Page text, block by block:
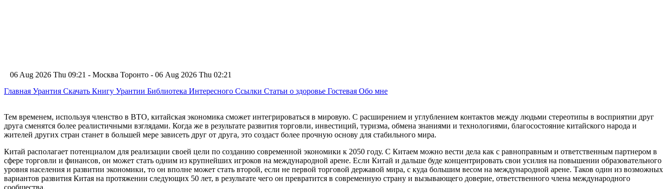
06 Aug 2026 Thu 09:21 - Москва Торонто - 06 Aug 2026 Thu 02:21
Главная Урантия Скачать Книгу Урантии Библиотека Интересного Ссылки Статьи о здоровье Гостевая Обо мне
Тем временем, используя членство в ВТО, китайская экономика сможет интегрироваться в мировую. С расширением и углублением контактов между людьми стереотипы в восприятии друг
друга сменятся более реалистичными взглядами. Когда же в результате развития торговли, инвестиций, туризма, обмена знаниями и технологиями, благосостояние китайского народа и
жителей других стран станет в большей мере зависеть друг от друга, это создаст более прочную основу для стабильного мира.
Китай располагает потенциалом для реализации своей цели по созданию современной экономики к 2050 году. С Китаем можно вести дела как с равноправным и ответственным партнером в
сфере торговли и финансов, он может стать одним из крупнейших игроков на международной арене. Если Китай и дальше буде концентрировать свои усилия на повышении образовательного
уровня населения и развитии экономики, то он вполне может стать второй, если не первой торговой державой мира, с куда большим весом на международной арене. Таков один из возможных
вариантов развития Китая на протяжении следующих 50 лет, в результате чего он превратится в современную страну и вызывающего доверие, ответственного члена международного
сообщества.